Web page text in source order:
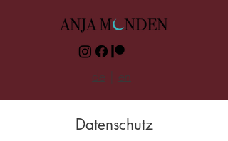
de en
Datenschutz